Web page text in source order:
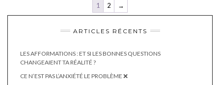
1 2 →
ARTICLES RÉCENTS
LES AFFORMATIONS : ET SI LES BONNES QUESTIONS
CHANGEAIENT TA RÉALITÉ ?
CE N’EST PAS L’ANXIÉTÉ LE PROBLÈME ❌